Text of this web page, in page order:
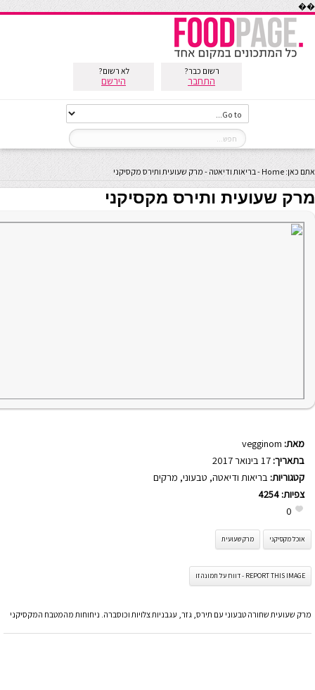
��
רשום כבר?
התחבר
לא רשום?
הירשם
אתם כאן: Home
-בריאות ודיאטה - מרק שעועית ותירס מקסיקני
מרק שעועית ותירס מקסיקני
מאת: vegginom
בתאריך:
קטגוריות: בריאות ודיאטה, טבעוני, מרקים
צפיות: 4254
0
אוכל מקסיקני מרק שעועית
REPORT THIS IMAGE - דווח על תמונה זו
מרק שעועית שחורה טבעוני עם תירס, גזר, עגבניות צלויות וכוסברה. ניחוחות מהמטבח המקסיקני